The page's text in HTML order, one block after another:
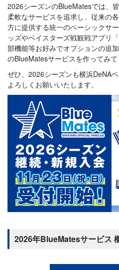
2026シーズンのBlueMatesでは、
柔軟なサービスを追求し、従来の
方に提供する統一のベーシックサ
ッズやベイスターズ戦観戦アプリ
部機能等お好みでオプションの追
のBlueMatesサービスを作ってみて
ぜひ、2026シーズンも横浜DeNA
よろしくお願いいたします。
2026年BlueMatesサービス